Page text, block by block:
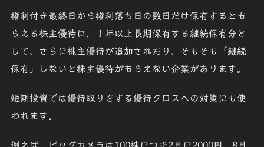
権利付き最終日から権利落ち日の数日だけ保有するとも
らえる株主優待に、１年以上長期保有する継続保有分と
して、さらに株主優待が追加されたり、そもそも「継続
保有」しないと株主優待がもらえない企業があります。
短期投資では優待取りをする優待クロスへの対策にも使
われます。